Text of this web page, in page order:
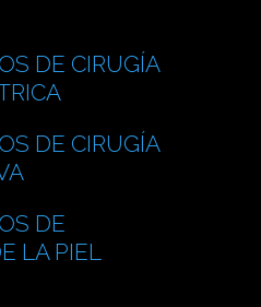
DE CIRUGÍA
DE CIRUGÍA
DE
LA PIEL